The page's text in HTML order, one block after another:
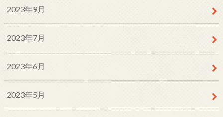
2023年9月
2023年7月
2023年6月
2023年5月